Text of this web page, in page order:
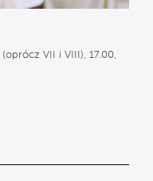
VII i VIII), 17.00,